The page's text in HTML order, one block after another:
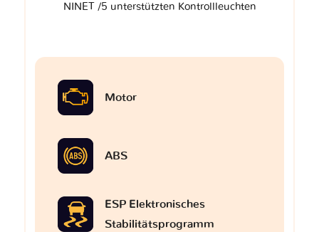
NINET /5 unterstützten Kontrollleuchten
Motor
ABS
ESP Elektronisches
Stabilitätsprogramm